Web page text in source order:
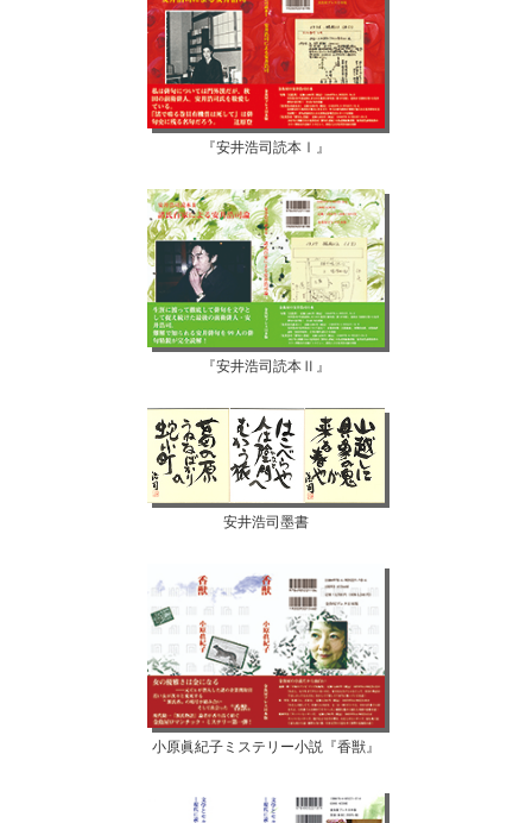
『安井浩司読本Ⅰ』
『安井浩司読本Ⅱ』
安井浩司墨書
小原眞紀子ミステリー小説『香獣』